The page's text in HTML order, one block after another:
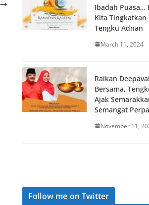
Ibadah Puasa…
Kita Tingkatkan
Tengku Adnan
March 11, 2024
Raikan
Bersama,
Ajak
Semangat
November 11,
Follow me on Twitter